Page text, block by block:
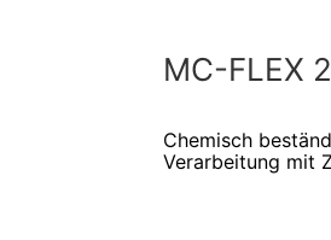
MC-FLEX
Chemisch
Verarbeitung mit